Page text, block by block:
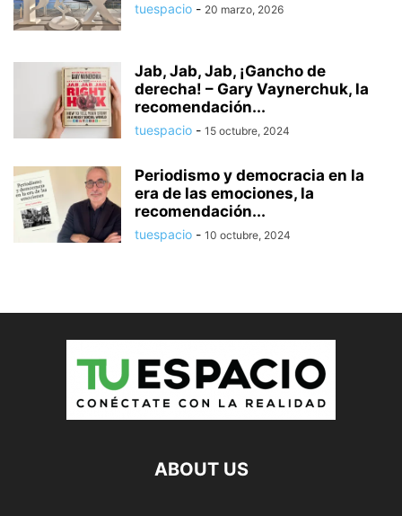
tuespacio - 20 marzo, 2026
Jab, Jab, Jab, ¡Gancho de
derecha! – Gary Vaynerchuk, la
recomendación...
tuespacio - 15 octubre, 2024
Periodismo y democracia en la
era de las emociones, la
recomendación...
tuespacio - 10 octubre, 2024
ABOUT US